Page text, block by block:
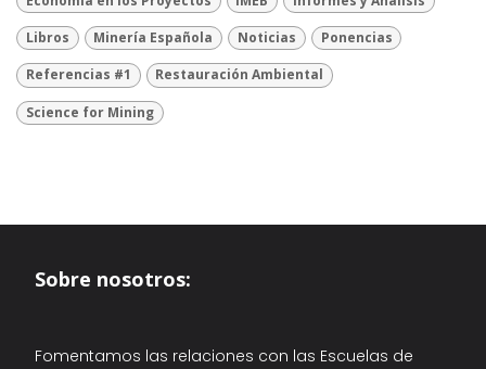
Libros Minería Española Noticias Ponencias
Referencias #1 Restauración Ambiental
Science for Mining
Sobre nosotros:
Fomentamos las relaciones con las Escuelas de